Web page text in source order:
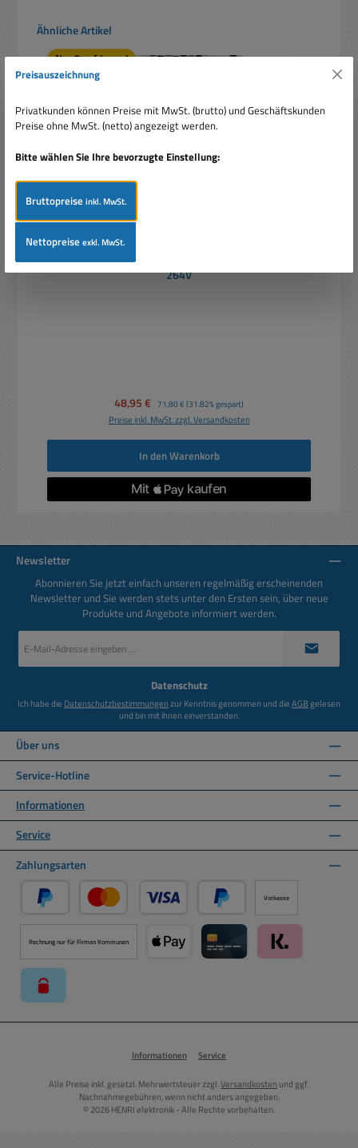
Produktgalerie überspringen
Ähnliche Artikel
Nur 8 auf Lager!
Rabatt
24V Netzteil 240W max 10A für DIN Hutschiene In 85-
264V
Verkaufspreis:
48,95 € Regulärer Preis:
71,80 € (31.82% gespart)
Preise inkl. MwSt. zzgl. Versandkosten
In den Warenkorb
Newsletter
Abonnieren Sie jetzt einfach unseren regelmäßig erscheinenden
Newsletter und Sie werden stets unter den Ersten sein, über neue
Produkte und Angebote informiert werden.
Mail-
Datenschutz
Ich habe die Datenschutzbestimmungenzur Kenntnis genommen und dieAGBgelesen
und bin mit ihnen einverstanden.
Über uns
Service-Hotline
Informationen
Service
Zahlungsarten
PayPal Kredit- oder Debitkarte über PayPal
Später Bezahlen über PayPal
Vorkasse
Rechnung nur für Firmen Kommunen
Informationen Service
Alle Preise inkl. gesetzl. Mehrwertsteuer zzgl.Versandkosten und ggf.
Nachnahmegebühren, wenn nicht anders angegeben.
© 2026 HENRI elektronik - Alle Rechte vorbehalten.
Preisauszeichnung
Privatkunden können Preise mit MwSt. (brutto) und Geschäftskunden
Preise ohne MwSt. (netto) angezeigt werden.
Bitte wählen Sie Ihre bevorzugte Einstellung:
Bruttopreiseinkl. MwSt.
Nettopreiseexkl. MwSt.